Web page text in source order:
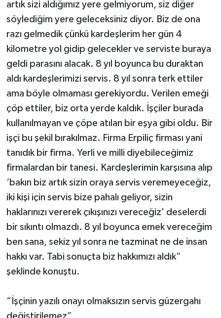
artık sizi aldığımız yere gelmiyorum, siz diğer
söylediğim yere geleceksiniz diyor. Biz de ona
razı gelmedik çünkü kardeşlerim her gün 4
kilometre yol gidip gelecekler ve serviste buraya
geldi parasını alacak. 8 yıl boyunca bu duraktan
aldı kardeşlerimizi servis. 8 yıl sonra terk ettiler
ama böyle olmaması gerekiyordu. Verilen emeği
çöp ettiler, biz orta yerde kaldık. İşçiler burada
kullanılmayan ve çöpe atılan bir eşya gibi oldu. Bir
işçi bu şekil bırakılmaz. Firma Erpiliç firması yani
tanıdık bir firma. Yerli ve milli diyebileceğimiz
firmalardan bir tanesi. Kardeşlerimin karşısına alıp
‘bakın biz artık sizin oraya servis veremeyeceğiz,
iki kişi için servis bize pahalı geliyor, sizin
haklarınızı vererek çıkışınızı vereceğiz' deselerdi
bir sıkıntı olmazdı. 8 yıl boyunca emek vereceğim
ben sana, sekiz yıl sonra ne tazminat ne de insan
hakkı var. Tabi sonuçta biz hakkımızı aldık”
şeklinde konuştu.
“İşçinin yazılı onayı olmaksızın servis güzergahı
değiştirilemez”